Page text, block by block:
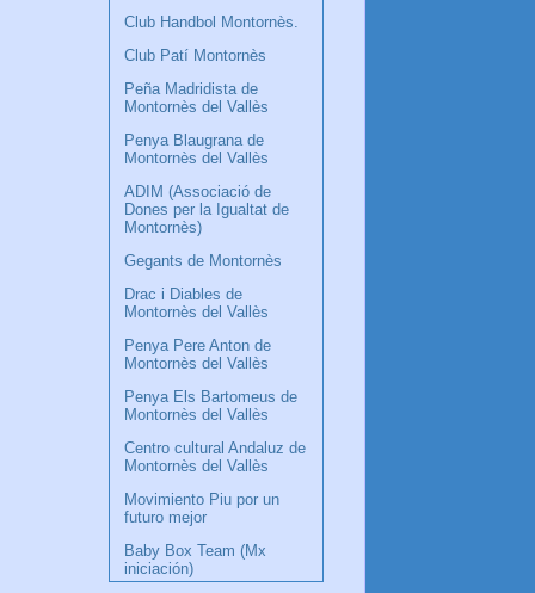
Club Handbol Montornès.
Club Patí Montornès
Peña Madridista de
Montornès del Vallès
Penya Blaugrana de
Montornès del Vallès
ADIM (Associació de
Dones per la Igualtat de
Montornès)
Gegants de Montornès
Drac i Diables de
Montornès del Vallès
Penya Pere Anton de
Montornès del Vallès
Penya Els Bartomeus de
Montornès del Vallès
Centro cultural Andaluz de
Montornès del Vallès
Movimiento Piu por un
futuro mejor
Baby Box Team (Mx
iniciación)